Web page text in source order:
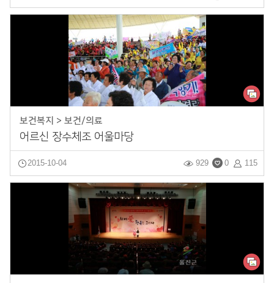
보건복지 > 보건/의료
어르신 장수체조 어울마당
2015-10-04 115
0
929